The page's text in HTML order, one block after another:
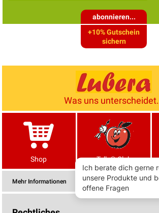
abonnieren...
+10% Gutschein
sichern
Was uns
Shop Tells® Club
Mehr Informationen